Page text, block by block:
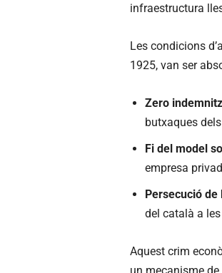
infraestructura
Les condicions
1925, van ser
Zero
butxaques
Fi del model
empresa
Persecució de
del català a
Aquest crim
un mecanisme